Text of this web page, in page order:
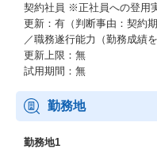
契約社員 ※正社員への登用
更新：有（判断事由：契約
／職務遂行能力（勤務成績
更新上限：無
試用期間：無
勤務地
勤務地1